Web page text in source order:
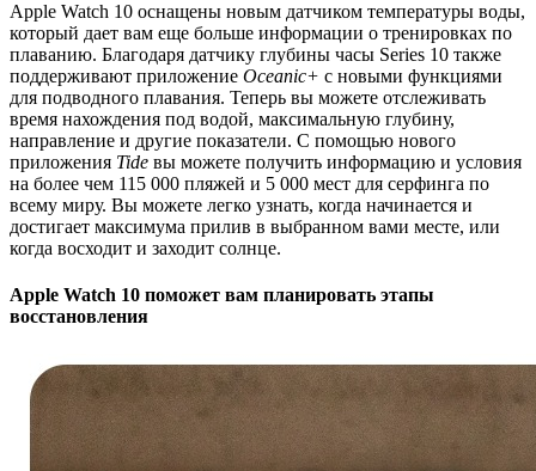
Apple Watch 10 оснащены новым датчиком температуры воды,
который дает вам еще больше информации о тренировках по
плаванию. Благодаря датчику глубины часы Series 10 также
поддерживают приложение Oceanic+ с новыми функциями
для подводного плавания. Теперь вы можете отслеживать
время нахождения под водой, максимальную глубину,
направление и другие показатели. С помощью нового
приложения Tide вы можете получить информацию и условия
на более чем 115 000 пляжей и 5 000 мест для серфинга по
всему миру. Вы можете легко узнать, когда начинается и
достигает максимума прилив в выбранном вами месте, или
когда восходит и заходит солнце.
Apple Watch 10 поможет вам планировать этапы
восстановления